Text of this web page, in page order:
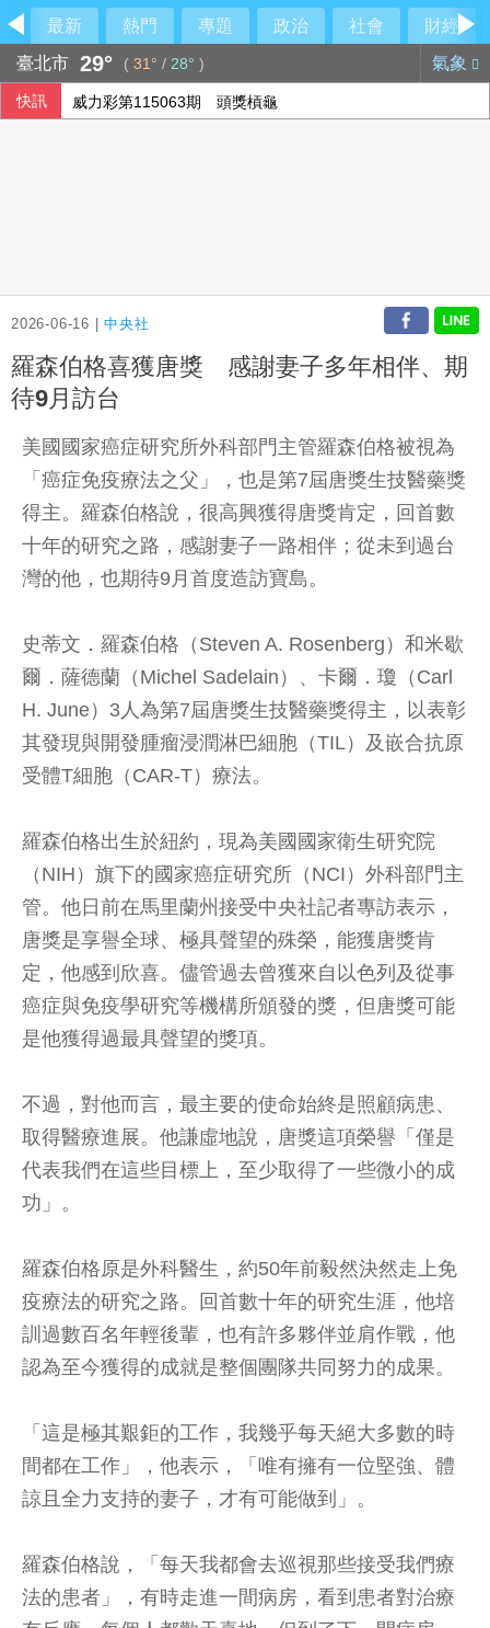
最新 熱門 專題 政治 社會
財經
臺北市 29° ( 31° / 28° ) 氣象
快訊 威力彩第115063期 頭獎槓龜
2026-06-16 |中央社
羅森伯格喜獲唐獎 感謝妻子多年相伴、期
待9月訪台
美國國家癌症研究所外科部門主管羅森伯格被視為
「癌症免疫療法之父」，也是第7屆唐獎生技醫藥獎
得主。羅森伯格說，很高興獲得唐獎肯定，回首數
十年的研究之路，感謝妻子一路相伴；從未到過台
灣的他，也期待9月首度造訪寶島。
史蒂文．羅森伯格（Steven A. Rosenberg）和米歇
爾．薩德蘭（Michel Sadelain）、卡爾．瓊（Carl
H. June）3人為第7屆唐獎生技醫藥獎得主，以表彰
其發現與開發腫瘤浸潤淋巴細胞（TIL）及嵌合抗原
受體T細胞（CAR-T）療法。
羅森伯格出生於紐約，現為美國國家衛生研究院
（NIH）旗下的國家癌症研究所（NCI）外科部門主
管。他日前在馬里蘭州接受中央社記者專訪表示，
唐獎是享譽全球、極具聲望的殊榮，能獲唐獎肯
定，他感到欣喜。儘管過去曾獲來自以色列及從事
癌症與免疫學研究等機構所頒發的獎，但唐獎可能
是他獲得過最具聲望的獎項。
不過，對他而言，最主要的使命始終是照顧病患、
取得醫療進展。他謙虛地說，唐獎這項榮譽「僅是
代表我們在這些目標上，至少取得了一些微小的成
功」。
羅森伯格原是外科醫生，約50年前毅然決然走上免
疫療法的研究之路。回首數十年的研究生涯，他培
訓過數百名年輕後輩，也有許多夥伴並肩作戰，他
認為至今獲得的成就是整個團隊共同努力的成果。
「這是極其艱鉅的工作，我幾乎每天絕大多數的時
間都在工作」，他表示，「唯有擁有一位堅強、體
諒且全力支持的妻子，才有可能做到」。
羅森伯格說，「每天我都會去巡視那些接受我們療
法的患者」，有時走進一間病房，看到患者對治療